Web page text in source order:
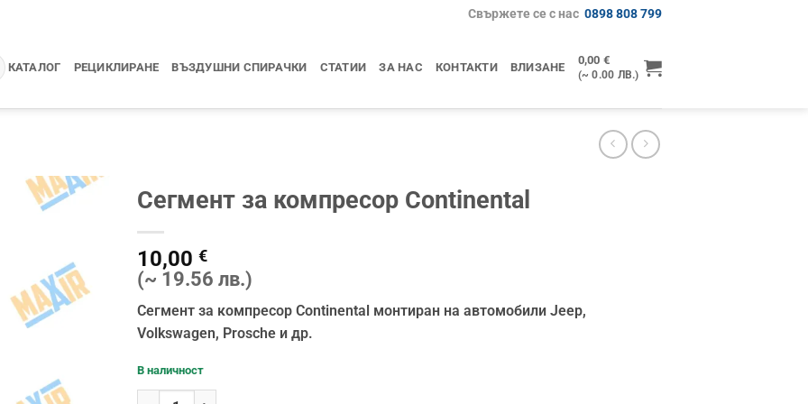
Свържете се с нас 0898 808 799
КАТАЛОГ РЕЦИКЛИРАНЕ ВЪЗДУШНИ СПИРАЧКИ СТАТИИ ЗА НАС КОНТАКТИ ВЛИЗАНЕ
0,00 €
(~ 0.00 ЛВ.)
Сегмент за компресор Continental
10,00 €
(~ 19.56 лв.)
Сегмент за компресор Continental монтиран на автомобили Jeep,
Volkswagen, Prosche и др.
В наличност
количество за Сегмент за компресор Continental